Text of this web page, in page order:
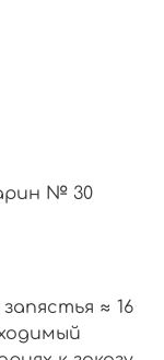
Ультрамарин № 30
≈ 16